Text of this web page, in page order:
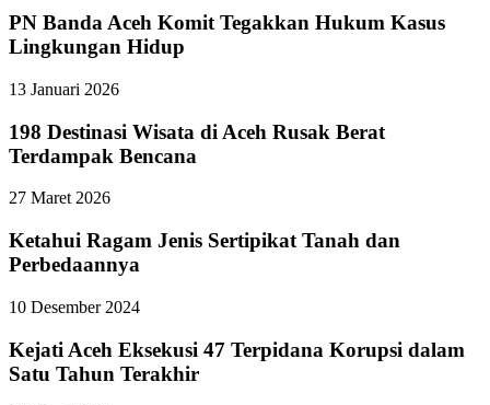
PN Banda Aceh Komit Tegakkan Hukum Kasus
Lingkungan Hidup
13 Januari 2026
198 Destinasi Wisata di Aceh Rusak Berat
Terdampak Bencana
27 Maret 2026
Ketahui Ragam Jenis Sertipikat Tanah dan
Perbedaannya
10 Desember 2024
Kejati Aceh Eksekusi 47 Terpidana Korupsi dalam
Satu Tahun Terakhir